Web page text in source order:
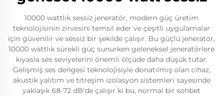
10000 wattlık sessiz jeneratör, modern güç üretim
teknolojisinin zirvesini temsil eder ve çeşitli uygulamalar
için güvenilir ve sessiz bir şekilde çalışır. Bu güçlü jeneratör,
10000 wattlık sürekli güç sunurken geleneksel jeneratörlere
kıyasla ses seviyelerini önemli ölçüde daha düşük tutar.
Gelişmiş ses dengesi teknolojisiyle donatılmış olan cihaz,
akustik yalıtım ve titreşim izolasyon sistemleri sayesinde
yaklaşık 68-72 dB'de çalışır ki bu, normal bir sohbet